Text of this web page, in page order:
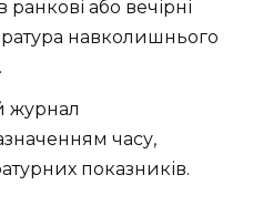
або вечірні
навколишнього
журнал
часу,
показників.